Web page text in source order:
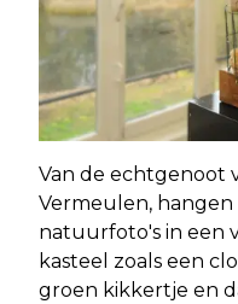
Van de echtgenoot
Vermeulen, hangen
natuurfoto's in een
kasteel zoals een
groen kikkertje en